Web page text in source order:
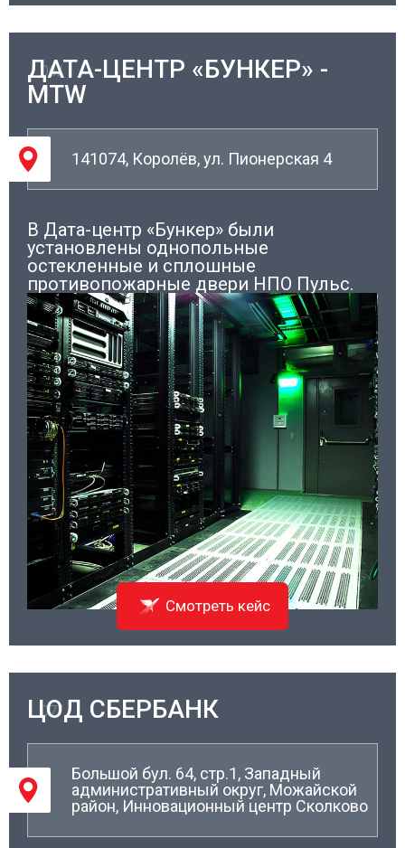
06/
ДАТА-ЦЕНТР «БУНКЕР» -
MTW
141074, Королёв, ул. Пионерская 4
В Дата-центр «Бункер» были
установлены однопольные
остекленные и сплошные
противопожарные двери НПО Пульс.
Смотреть кейс
07/
ЦОД СБЕРБАНК
Большой бул. 64, стр.1, Западный
административный округ, Можайской
район, Инновационный центр Сколково